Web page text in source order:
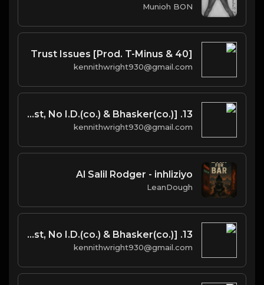
Munioh BON
Trust Issues [Prod. T-Minus & 40]
kennithwright930@gmail.com
13. Find Your Love [Prod. West, No I.D.(co.) & Bhasker(co.)]
kennithwright930@gmail.com
Al Salil Rodger - inhliziyo
LeanDough
13. Find Your Love [Prod. West, No I.D.(co.) & Bhasker(co.)]
kennithwright930@gmail.com